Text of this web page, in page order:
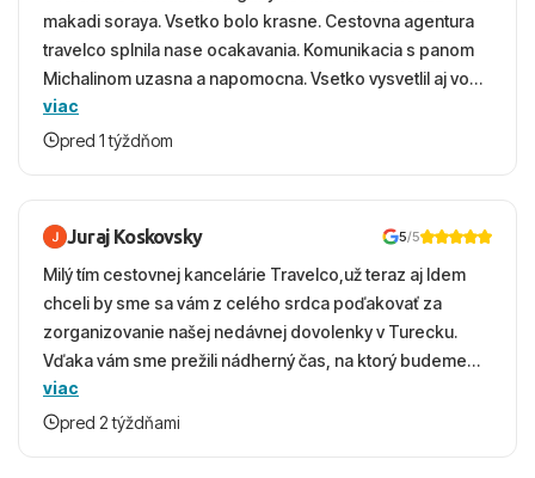
makadi soraya. Vsetko bolo krasne. Cestovna agentura
travelco splnila nase ocakavania. Komunikacia s panom
Michalinom uzasna a napomocna. Vsetko vysvetlil aj vo
vecernych hodinach zaco sa ospravedlnujem. Hotel
krasny, cisty. Sluzby top. Strava, prostredie, more,
viac
pred 1 týždňom
Juraj Koskovsky 5/5
Milý tím cestovnej kancelárie Travelco,už teraz aj Idem
chceli by sme sa vám z celého srdca poďakovať za
zorganizovanie našej nedávnej dovolenky v Turecku.
Vďaka vám sme prežili nádherný čas, na ktorý budeme
ešte dlho s úsmevom spomínať. ​Všetko prebehlo
absolútne hladko – od prvotného výberu zájazdu, cez
viac
pred 2 týždňami